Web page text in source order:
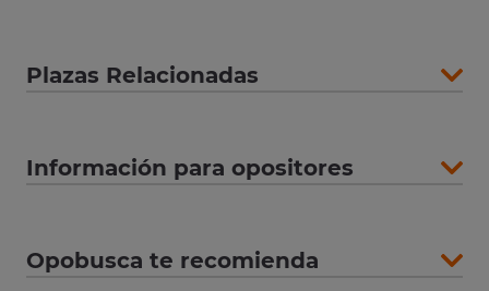
Plazas Relacionadas
Información para opositores
Opobusca te recomienda